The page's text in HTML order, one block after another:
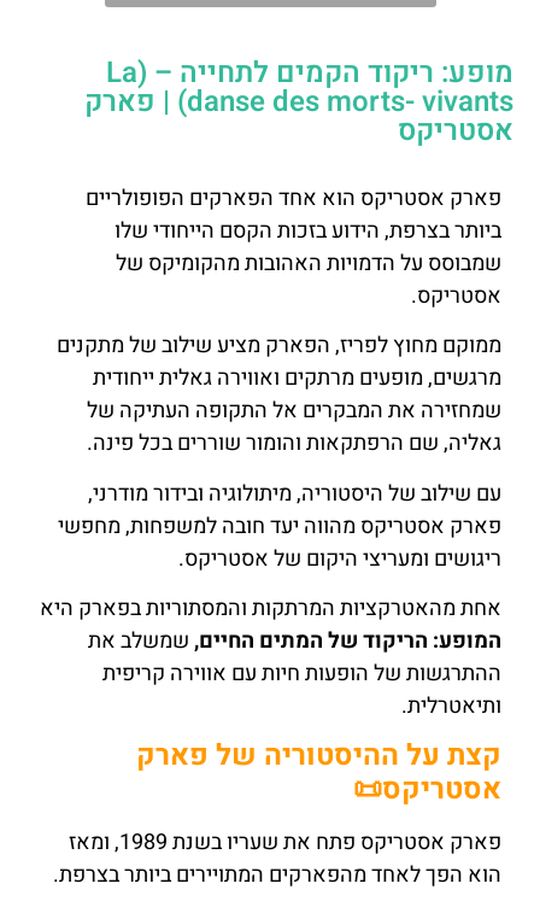
מופע: ריקוד הקמים לתחייה – (La
danse des morts- vivants) | פארק
אסטריקס
פארק אסטריקס הוא אחד הפארקים הפופולריים
ביותר בצרפת, הידוע בזכות הקסם הייחודי שלו
שמבוסס על הדמויות האהובות מהקומיקס של
אסטריקס.
ממוקם מחוץ לפריז, הפארק מציע שילוב של מתקנים
מרגשים, מופעים מרתקים ואווירה גאלית ייחודית
שמחזירה את המבקרים אל התקופה העתיקה של
גאליה, שם הרפתקאות והומור שוררים בכל פינה.
עם שילוב של היסטוריה, מיתולוגיה ובידור מודרני,
פארק אסטריקס מהווה יעד חובה למשפחות, מחפשי
ריגושים ומעריצי היקום של אסטריקס.
אחת מהאטרקציות המרתקות והמסתוריות בפארק היא
המופע: הריקוד של המתים החיים,שמשלב את
ההתרגשות של הופעות חיות עם אווירה קריפית
ותיאטרלית.
קצת על ההיסטוריה של פארק
אסטריקס📜
פארק אסטריקס פתח את שעריו בשנת 1989, ומאז
הוא הפך לאחד מהפארקים המתויירים ביותר בצרפת.